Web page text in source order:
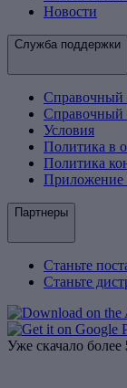
Новости
Служба поддержки
Справочный
Справочный
Условия
Политика в
Политика
Приложение
Партнеры
Станьте
Станьте
Уже скачало более